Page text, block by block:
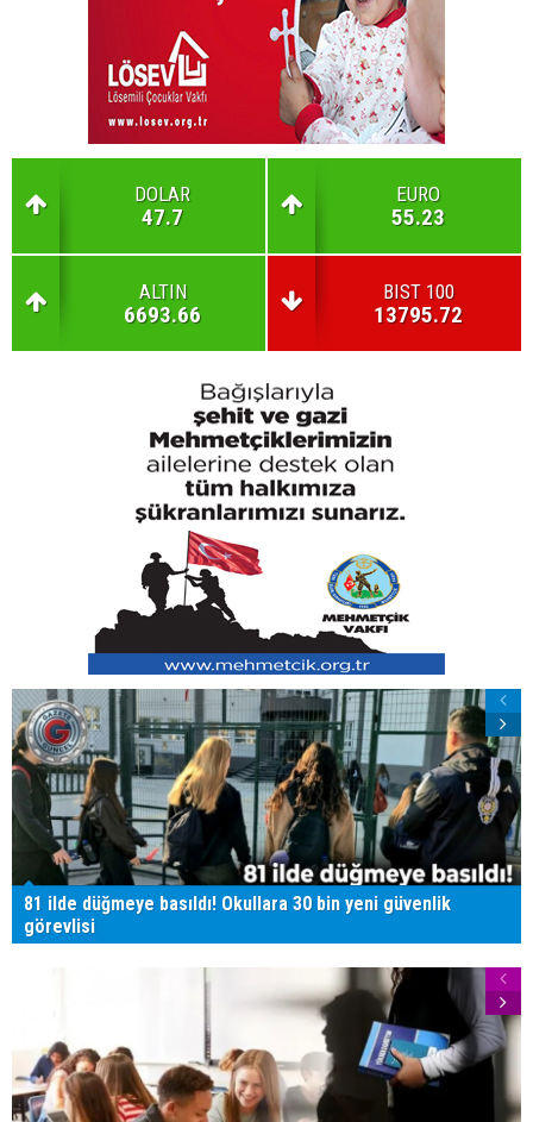
DOLAR
47.7
EURO
55.23
ALTIN
6693.66
BIST 100
13795.72
81 ilde düğmeye basıldı! Okullara 30 bin yeni güvenlik
görevlisi